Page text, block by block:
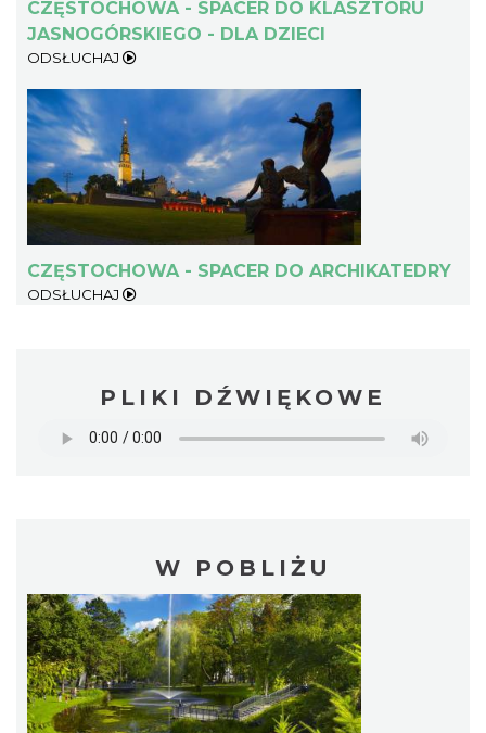
CZĘSTOCHOWA - SPACER DO KLASZTORU
JASNOGÓRSKIEGO - DLA DZIECI
ODSŁUCHAJ
CZĘSTOCHOWA - SPACER DO ARCHIKATEDRY
ODSŁUCHAJ
PLIKI DŹWIĘKOWE
W POBLIŻU